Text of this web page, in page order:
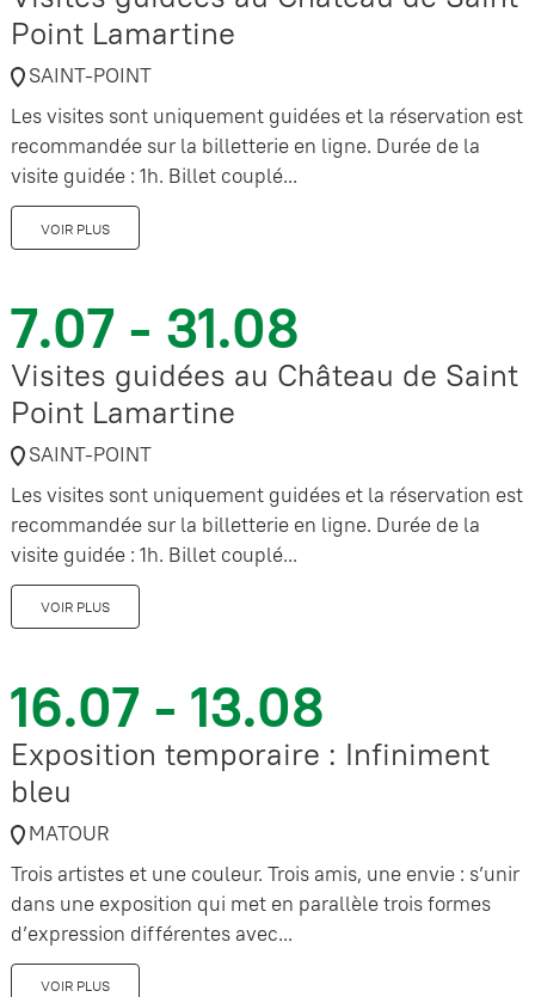
Point Lamartine
SAINT-POINT
Les visites sont uniquement guidées et la réservation est
recommandée sur la billetterie en ligne. Durée de la
visite guidée : 1h. Billet couplé...
VOIR PLUS
7.07 - 31.08
Visites guidées au Château de Saint
Point Lamartine
SAINT-POINT
Les visites sont uniquement guidées et la réservation est
recommandée sur la billetterie en ligne. Durée de la
visite guidée : 1h. Billet couplé...
VOIR PLUS
16.07 - 13.08
Exposition temporaire : Infiniment
bleu
MATOUR
Trois artistes et une couleur. Trois amis, une envie : s’unir
dans une exposition qui met en parallèle trois formes
d’expression différentes avec...
VOIR PLUS